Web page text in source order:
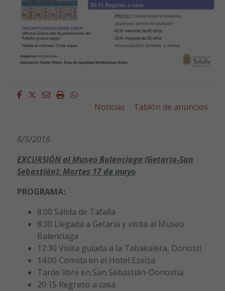
Facebook
Twitter
EmailImprimirWhatsapp
Noticias
Tablón de anuncios
6/5/2016
EXCURSIÓN al Museo Balenciaga (Getaria-San
Sebastián): Martes 17 de mayo
PROGRAMA:
8:00 Salida de Tafalla
8:30 Llegada a Getaria y visita al Museo
Balenciaga
12:30 Visita guiada a la Tabakalera, Donosti
14:00 Comida en el Hotel Ezeiza
Tarde libre en San Sebastián-Donostia
20:15 Regreso a casa